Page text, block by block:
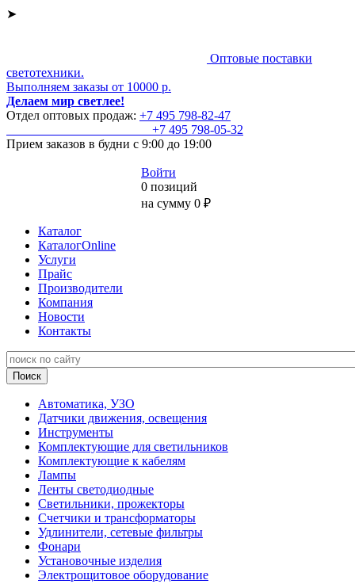
➤
Оптовые поставки
светотехники.
Выполняем заказы от 10000 р.
Делаем мир светлее!
Отдел оптовых продаж: +7 495 798-82-47
+7 495 798-05-32
Прием заказов в будни с 9:00 до 19:00
Войти
0 позиций
на сумму 0 ₽
Каталог
КаталогOnline
Услуги
Прайс
Производители
Компания
Новости
Контакты
Автоматика, УЗО
Датчики движения, освещения
Инструменты
Комплектующие для светильников
Комплектующие к кабелям
Лампы
Ленты светодиодные
Светильники, прожекторы
Счетчики и трансформаторы
Удлинители, сетевые фильтры
Фонари
Установочные изделия
Электрощитовое оборудование